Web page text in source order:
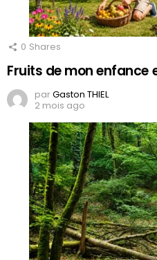
0 Shares
Fruits de mon enfance
parGaston THIEL
2 mois ago